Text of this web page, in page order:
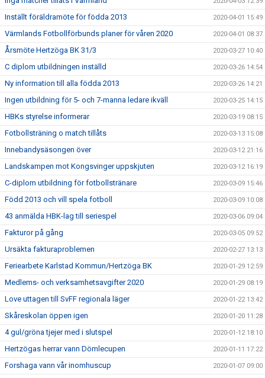
Inställt föräldramöte för födda 2013 2020-04-01 15:49
Värmlands Fotbollförbunds planer för våren 2020 2020-04-01 08:37
Årsmöte Hertzöga BK 31/3 2020-03-27 10:40
C diplom utbildningen inställd 2020-03-26 14:54
Ny information till alla födda 2013 2020-03-26 14:21
Ingen utbildning för 5- och 7-manna ledare ikväll 2020-03-25 14:15
HBKs styrelse informerar 2020-03-19 08:15
Fotbollsträning o match tillåts 2020-03-13 15:08
Innebandysäsongen över 2020-03-12 21:16
Landskampen mot Kongsvinger uppskjuten 2020-03-12 16:19
C-diplom utbildning för fotbollstränare 2020-03-09 15:46
Född 2013 och vill spela fotboll 2020-03-09 10:08
43 anmälda HBK-lag till seriespel 2020-03-06 09:04
Fakturor på gång 2020-03-05 09:52
Ursäkta fakturaproblemen 2020-02-27 13:13
Feriearbete Karlstad Kommun/Hertzöga BK 2020-01-29 12:59
Medlems- och verksamhetsavgifter 2020 2020-01-29 08:19
Love uttagen till SvFF regionala läger 2020-01-22 13:42
Skåreskolan öppen igen 2020-01-20 11:28
4 gul/gröna tjejer med i slutspel 2020-01-12 18:10
Hertzögas herrar vann Dömlecupen 2020-01-11 17:22
Forshaga vann vår inomhuscup 2020-01-07 09:00